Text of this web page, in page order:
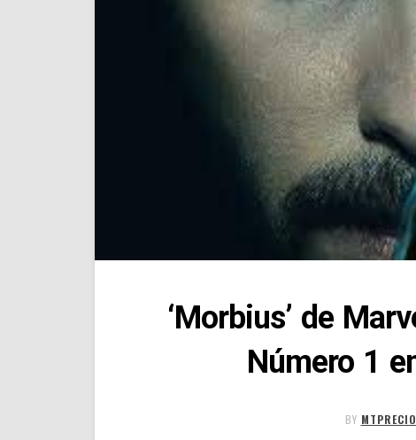
‘Morbius’ de
Número 1
BY